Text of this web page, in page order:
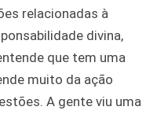
relacionadas à
divina,
que tem uma
muito da ação
A gente viu uma